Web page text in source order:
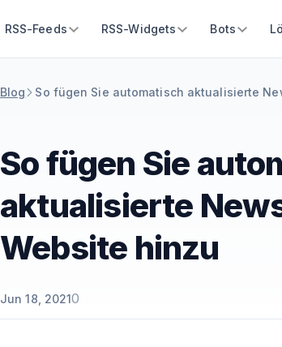
RSS-Feeds RSS-Widgets Bots
Blog So fügen Sie automatisch aktualisierte
So fügen Sie
aktualisierte
Website hinzu
Jun 18, 20210